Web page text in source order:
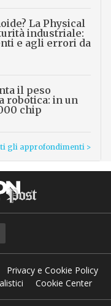
La Physical
industriale:
e agli errori da
il peso
robotica: in un
chip
gli approfondimenti >
Privacy e Cookie Policy
Cookie Center